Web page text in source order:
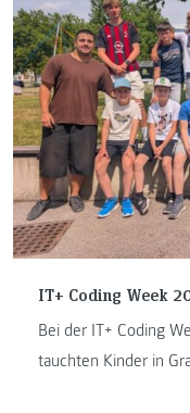
IT+ Coding Week
Bei der IT+ Coding
tauchten Kinder in